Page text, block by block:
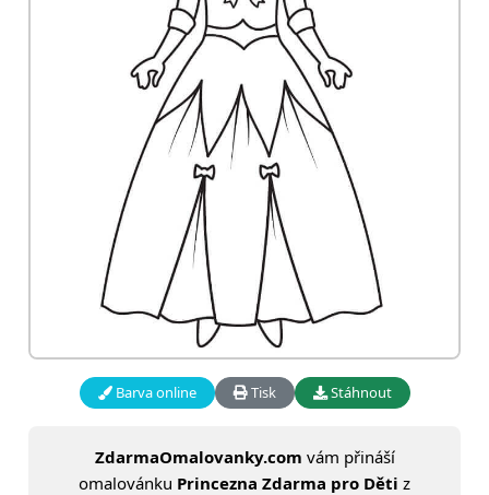
Barva online Tisk Stáhnout
ZdarmaOmalovanky.com vám přináší
omalovánku Princezna Zdarma pro Děti z